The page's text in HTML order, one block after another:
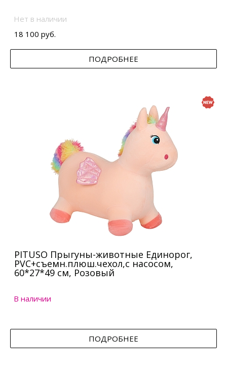
Нет в наличии
18 100 руб.
ПОДРОБНЕЕ
PITUSO Прыгуны-животные Единорог,
PVC+съемн.плюш.чехол,с насосом,
60*27*49 см, Розовый
В наличии
ПОДРОБНЕЕ